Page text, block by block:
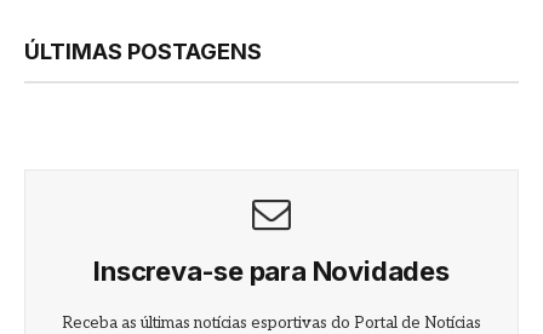
ÚLTIMAS POSTAGENS
Inscreva-se para Novidades
Receba as últimas notícias esportivas do Portal de Notícias